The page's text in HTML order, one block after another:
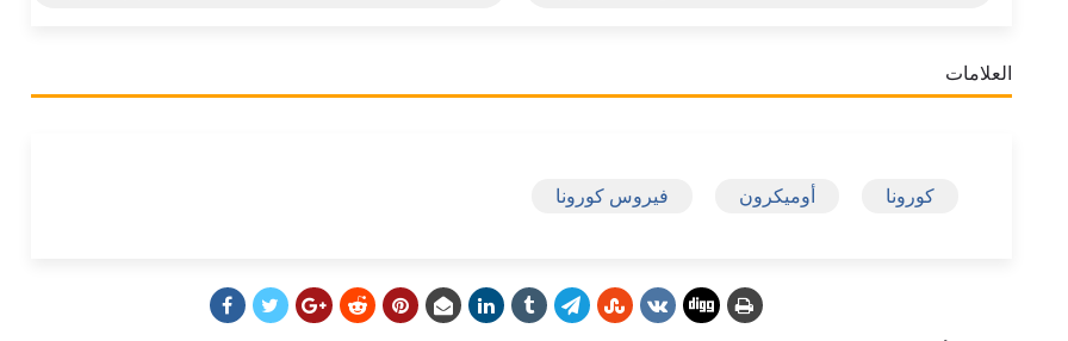
العلامات
كورونا أوميكرون فيروس كورونا